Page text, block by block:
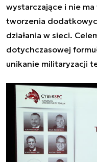
wystarczające i nie
tworzenia
działania w sieci.
dotychczasowej
unikanie militaryzacji